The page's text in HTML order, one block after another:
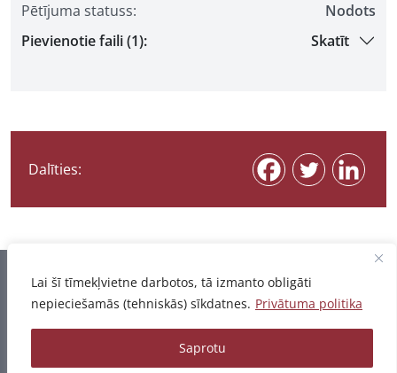
Lai šī tīmekļvietne darbotos, tā izmanto obligāti
nepieciešamās (tehniskās) sīkdatnes. Privātuma politika
Saprotu
Pētījuma statuss:
Nodots
Pievienotie faili (1):
Skatīt
Dalīties:
Informācija pēdējo reizi atjaunota 07.08.2026
© 2026 - Pētījumu un publikāciju datubāze